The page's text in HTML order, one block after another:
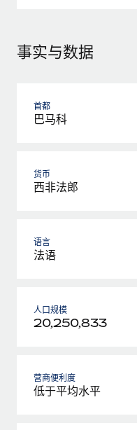
事实与数据
首都
巴马科
货币
西非法郎
语言
法语
人口规模
20,250,833
营商便利度
低于平均水平